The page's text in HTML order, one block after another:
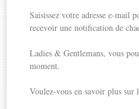
Saisissez votre adresse e-mail
recevoir une notification de
Ladies & Gentlemans, vous
moment.
Voulez-vous en savoir plus sur